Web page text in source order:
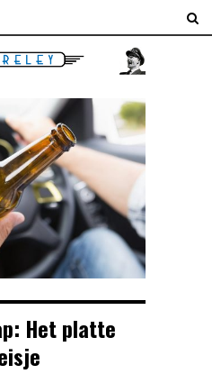
Het platte